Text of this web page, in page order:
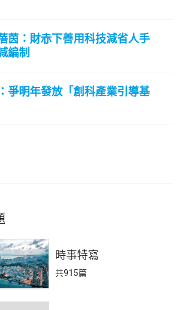
茵：財赤下善用科技減省人手
編制
爭明年發放「創科產業引導基
時事特寫
共915篇